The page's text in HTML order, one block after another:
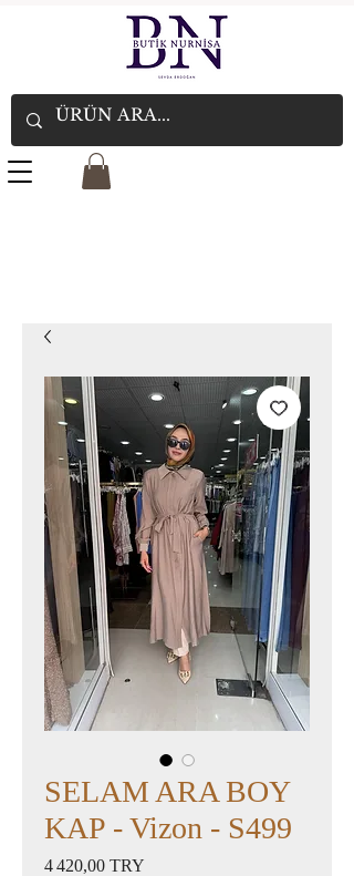
SELAM ARA BOY
KAP - Vizon - S499
4 420,00 TRY